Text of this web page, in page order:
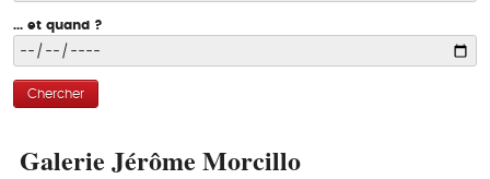
... et quand ?
Chercher
Galerie Jérôme Morcillo